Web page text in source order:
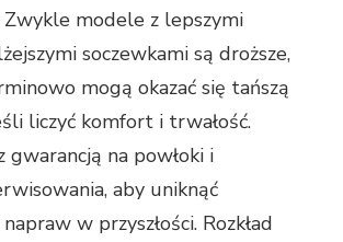
Zwykle modele z lepszymi
soczewkami są droższe,
mogą okazać się tańszą
liczyć komfort i trwałość.
gwarancją na powłoki i
aby uniknąć
w przyszłości. Rozkład